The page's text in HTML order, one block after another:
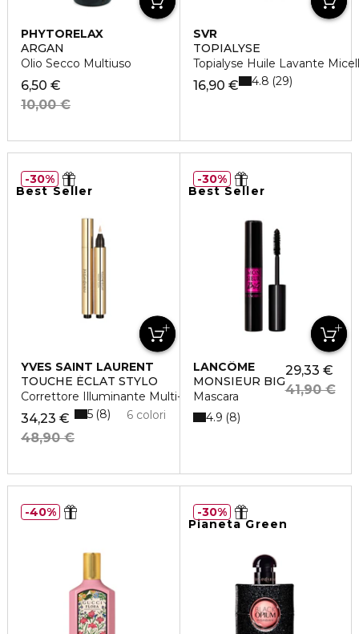
PHYTORELAX
ARGAN
Olio Secco Multiuso
6,50 €
10,00 €
SVR
TOPIALYSE
Topialyse Huile Lavante
16,90 € 4.8 29
Best Seller
YVES SAINT LAURENT
TOUCHE ÉCLAT STYLO
Correttore Illuminante Multi-Uso
34,23 €
48,90 €
6 colori
5 8
30%
Best Seller
LANCÔME
MONSIEUR BIG
Mascara
29,33 €
41,90 €
4.9 8
30%
40%
Pianeta Green
30%